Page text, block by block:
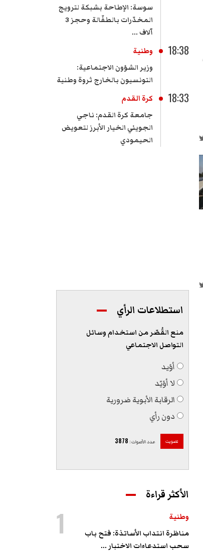
سوسة: الإطاحة بشبكة لترويج
المخدّرات بالطفّالة وحجز 3
آلاف ...
18:38
وطنية
وزير الشؤون الاجتماعية:
التونسيون بالخارج ثروة وطنية
18:33
كرة القدم
جامعة كرة القدم: ناجي
الجويني الخيار الأبرز لتعويض
الحيمودي
استطلاعات الرأي
منع القُصّر من استخدام وسائل
التواصل الاجتماعي
أؤيد
لا أؤيّد
الرقابة الأبوية ضرورية
دون رأي
تصويت عدد الأصوات:
3878
الأكثر قراءة
وطنية
مناظرة انتداب الأساتذة: فتح باب
سحب استدعاءات الاختبار ...
1